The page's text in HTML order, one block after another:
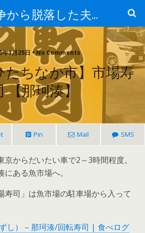
出世競争から脱落した夫と妻の日常
年1月25日 • No Comments
たちなか市】市場寿
【那珂湊】
Pin Mail SMS
からだいたい車で2～3時間程度。
ある魚市場へ。
司」は魚市場の駐車場から入って
し） – 那珂湊/回転寿司 | 食べログ